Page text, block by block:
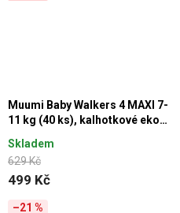
Muumi Baby Walkers 4 MAXI 7-
11 kg (40 ks), kalhotkové eko
629 Kč
499 Kč
Skladem
–21 %